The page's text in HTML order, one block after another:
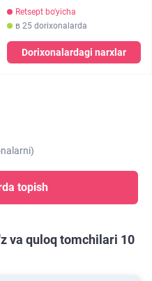
Retsept bo'yicha
в 25 dorixonalarda
Dorixonalardagi narxlar
topish
va quloq tomchilari 10